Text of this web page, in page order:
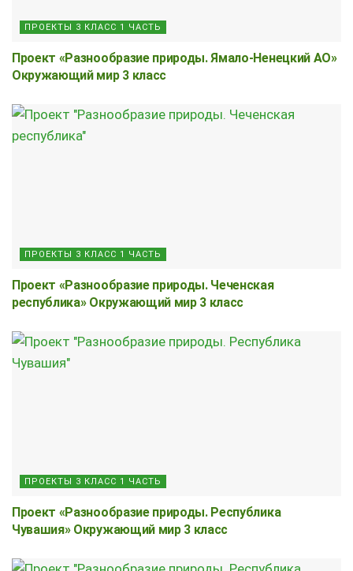
ПРОЕКТЫ 3 КЛАСС 1 ЧАСТЬ
Проект «Разнообразие природы. Ямало-Ненецкий АО»
Окружающий мир 3 класс
ПРОЕКТЫ 3 КЛАСС 1 ЧАСТЬ
Проект «Разнообразие природы. Чеченская
республика» Окружающий мир 3 класс
ПРОЕКТЫ 3 КЛАСС 1 ЧАСТЬ
Проект «Разнообразие природы. Республика
Чувашия» Окружающий мир 3 класс